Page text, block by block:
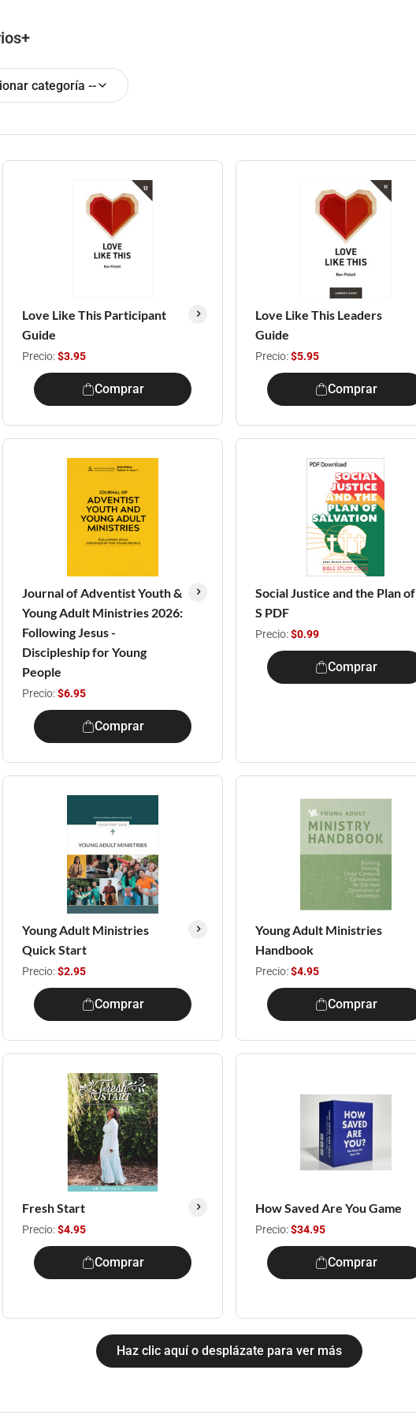
categoría --
Love Like This Participant
Guide
Precio:$3.95
Comprar
Love Like This Leaders
Guide
Precio:$5.95
Comprar
Journal of Adventist Youth &
Young Adult Ministries 2026:
Following Jesus -
Discipleship for Young
People
Precio:$6.95
Comprar
Social Justice and the Plan of
S PDF
Precio:$0.99
Comprar
Young Adult Ministries
Quick Start
Precio:$2.95
Comprar
Young Adult Ministries
Handbook
Precio:$4.95
Comprar
Fresh Start
Precio:$4.95
Comprar
How Saved Are You Game
Precio:$34.95
Comprar
Haz clic aquí o desplázate para ver más